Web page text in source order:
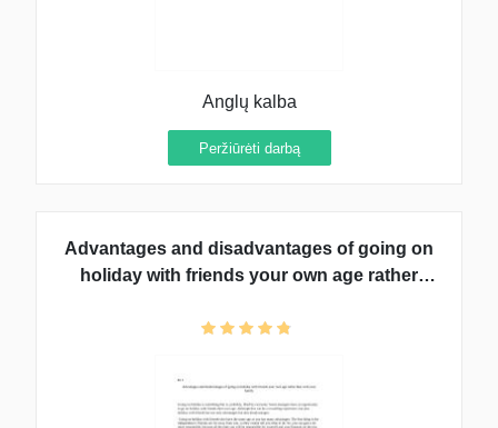
Anglų kalba
Peržiūrėti darbą
Advantages and disadvantages of going on
holiday with friends your own age rather